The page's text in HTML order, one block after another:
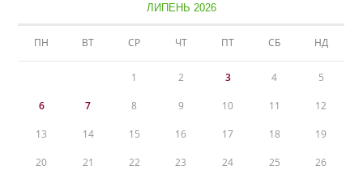
ЛИПЕНЬ 2026
ПН ВТ СР ЧТ ПТ СБ НД
1 2 3 4 5
6 7 8 9 10 11 12
13 14 15 16 17 18 19
20 21 22 23 24 25 26